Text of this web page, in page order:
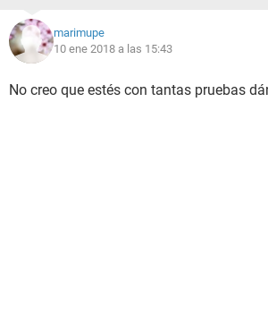
marimupe
10 ene 2018 a las 15:43
No creo que estés con tantas pruebas